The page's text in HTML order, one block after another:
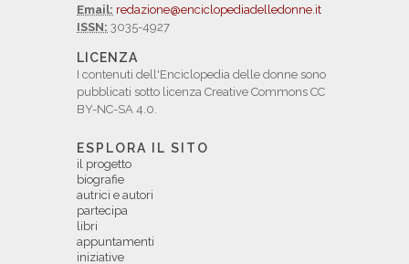
Email: redazione@enciclopediadelledonne.it
ISSN: 3035-4927
LICENZA
I contenuti dell'Enciclopedia delle donne sono
pubblicati sotto licenza Creative Commons CC
BY-NC-SA 4.0.
ESPLORA IL SITO
il progetto
biografie
autrici e autori
partecipa
libri
appuntamenti
iniziative